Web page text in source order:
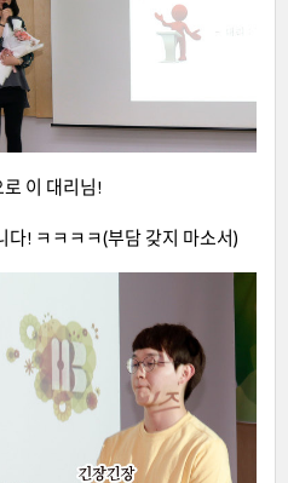
이 대리님!
다! ㅋㅋㅋㅋ(부담 갖지 마소서)